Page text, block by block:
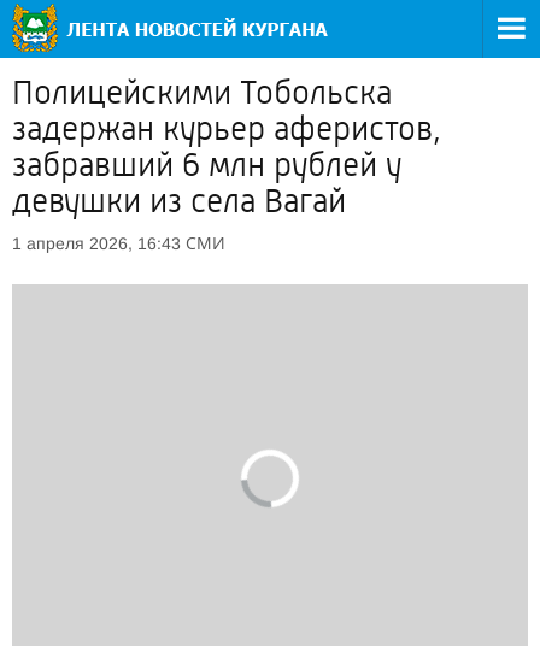
Полицейскими Тобольска
задержан курьер аферистов,
забравший 6 млн рублей у
девушки из села Вагай
1 апреля 2026, 16:43 СМИ